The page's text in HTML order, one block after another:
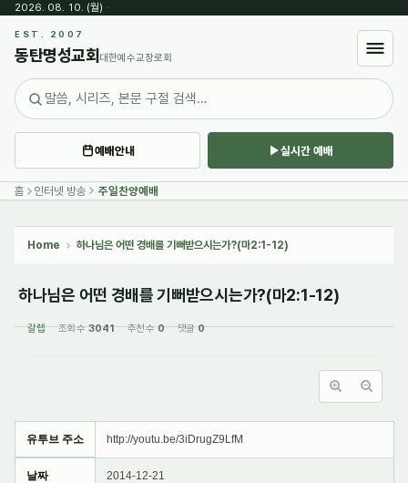
2026. 08. 10. (월) ·
EST. 2007
동탄명성교회 대한예수교장로회
예배안내 실시간 예배
홈 인터넷 방송 주일찬양예배
Home 하나님은 어떤 경배를 기뻐받으시는가?(마2:1-12)
하나님은 어떤 경배를 기뻐받으시는가?(마2:1-12)
갈렙 조회 수3041 추천 수0 댓글0
유투브 주소 http://youtu.be/3iDrugZ9LfM
날짜 2014-12-21
Sketchbook5, 스케치북5
Sketchbook5, 스케치북5